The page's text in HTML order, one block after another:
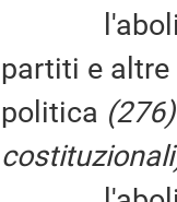
partiti e altre
politica